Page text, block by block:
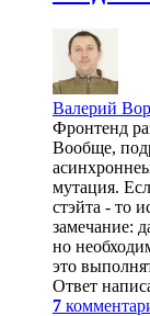
Валерий
Фронтенд
Вообще,
мутация.
стэйта - то
замечание:
но
это
Ответ
7